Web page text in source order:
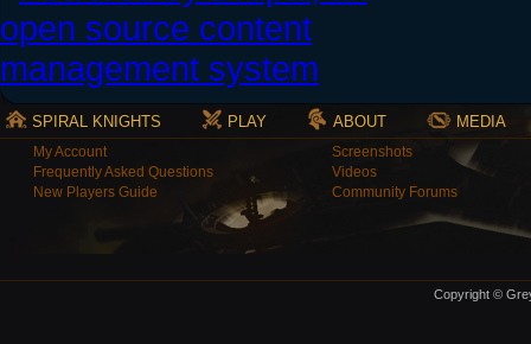
SPIRAL KNIGHTS PLAY ABOUT MEDIA
My Account
Frequently Asked Questions
New Players Guide
Screenshots
Videos
Community Forums
Copyright ©